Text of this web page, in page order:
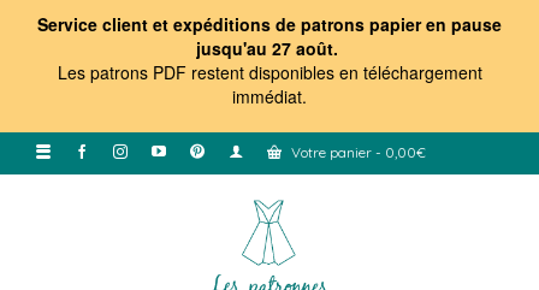
Service client et expéditions de patrons papier en pause
jusqu'au 27 août.
Les patrons PDF restent disponibles en téléchargement
immédiat.
Votre panier - 0,00€